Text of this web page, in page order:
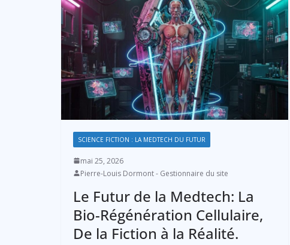
SCIENCE FICTION : LA MEDTECH DU FUTUR
mai 25, 2026
Pierre-Louis Dormont - Gestionnaire du site
Le Futur de la Medtech: La
Bio-Régénération Cellulaire,
De la Fiction à la Réalité.